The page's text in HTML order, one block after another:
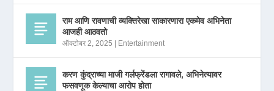
राम आणि रावणाची व्यक्तिरेखा साकारणारा एकमेव अभिनेता
आजही आठवतो
ऑक्टोबर 2, 2025 | Entertainment
करण कुंद्राच्या माजी गर्लफ्रेंडला रागावले, अभिनेत्यावर
फसवणूक केल्याचा आरोप होता